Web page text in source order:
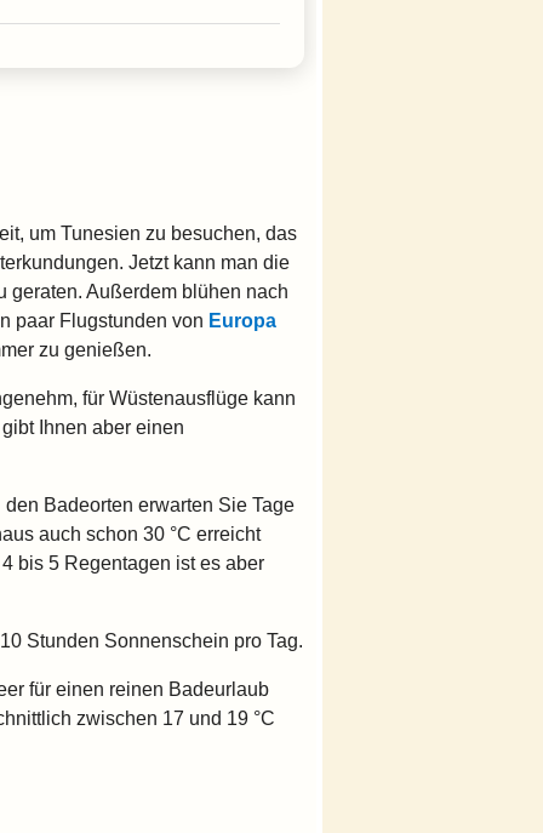
um Tunesien zu besuchen, das
Jetzt kann man die
geraten. Außerdem blühen nach
paar Flugstunden von Europa
zu genießen.
für Wüstenausflüge kann
Ihnen aber einen
Badeorten erwarten Sie Tage
auch schon 30 °C erreicht
bis 5 Regentagen ist es aber
Stunden Sonnenschein pro Tag.
für einen reinen Badeurlaub
zwischen 17 und 19 °C